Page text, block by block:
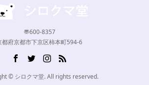
〠600-8357
都府京都市下京区柿本町594-6
© シロクマ堂. All rights reserved.